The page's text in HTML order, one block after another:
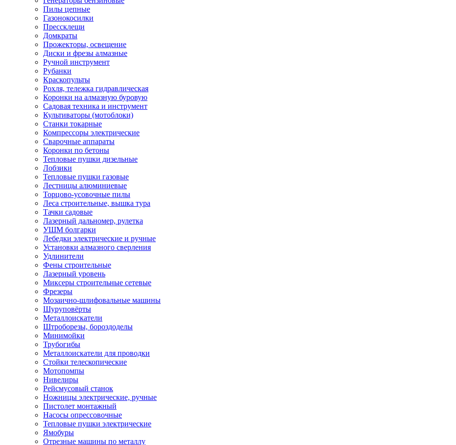
Пилы цепные
Газонокосилки
Прессклещи
Домкраты
Прожекторы, освещение
Диски и фрезы алмазные
Ручной инструмент
Рубанки
Краскопульты
Рохля, тележка гидравлическая
Коронки на алмазную буровую
Садовая техника и инструмент
Культиваторы (мотоблоки)
Станки токарные
Компрессоры электрические
Сварочные аппараты
Коронки по бетоны
Тепловые пушки дизельные
Лобзики
Тепловые пушки газовые
Лестницы алюминиевые
Торцово-усовочные пилы
Леса строительные, вышка тура
Тачки садовые
Лазерный дальномер, рулетка
УШМ болгарки
Лебедки электрические и ручные
Установки алмазного сверления
Удлинители
Фены строительные
Лазерный уровень
Миксеры строительные сетевые
Фрезеры
Мозаично-шлифовальные машины
Шуруповёрты
Металлоискатели
Штроборезы, бороздоделы
Минимойки
Трубогибы
Металлоискатели для проводки
Стойки телескопические
Мотопомпы
Нивелиры
Рейсмусовый станок
Ножницы электрические, ручные
Пистолет монтажный
Насосы опрессовочные
Тепловые пушки электрические
Ямобуры
Отрезные машины по металлу